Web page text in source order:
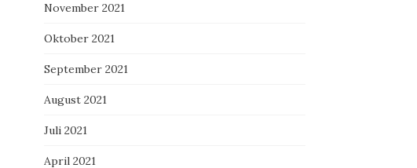
November 2021
Oktober 2021
September 2021
August 2021
Juli 2021
April 2021